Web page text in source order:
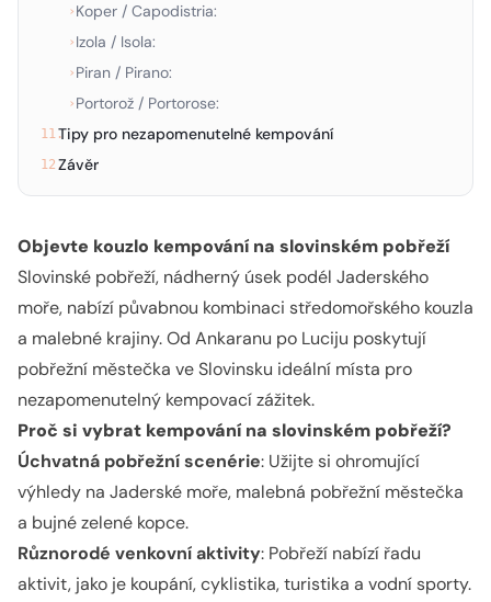
› Koper / Capodistria:
› Izola / Isola:
› Piran / Pirano:
› Portorož / Portorose:
11.Tipy pro nezapomenutelné kempování
12.Závěr
Objevte kouzlo kempování na slovinském pobřeží
Slovinské pobřeží, nádherný úsek podél Jaderského
moře, nabízí půvabnou kombinaci středomořského kouzla
a malebné krajiny. Od Ankaranu po Luciju poskytují
pobřežní městečka ve Slovinsku ideální místa pro
nezapomenutelný kempovací zážitek.
Proč si vybrat kempování na slovinském pobřeží?
Úchvatná pobřežní scenérie: Užijte si ohromující
výhledy na Jaderské moře, malebná pobřežní městečka
a bujné zelené kopce.
Různorodé venkovní aktivity: Pobřeží nabízí řadu
aktivit, jako je koupání, cyklistika, turistika a vodní sporty.